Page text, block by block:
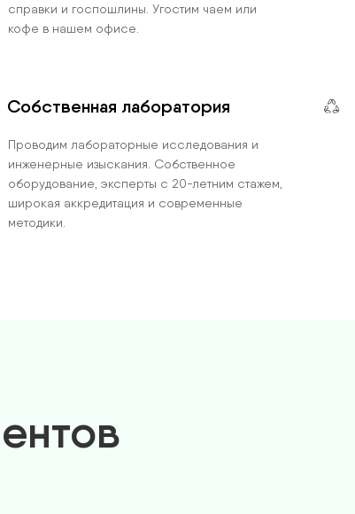
справки и госпошлины. Угостим чаем или
кофе в нашем офисе.
Собственная лаборатория
Проводим лабораторные исследования и
инженерные изыскания. Собственное
оборудование, эксперты с 20-летним стажем,
широкая аккредитация и современные
методики.